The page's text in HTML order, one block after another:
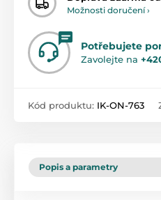
Možnosti doručení ›
Potřebujete
Zavolejte na
Kód produktu: IK-ON-763
Popis a parametry